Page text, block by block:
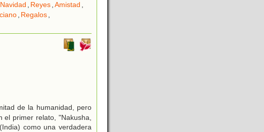
Navidad , Reyes,Amistad ,
, Regalos,
de la humanidad, pero
el primer relato, "Nakusha,
como una verdadera